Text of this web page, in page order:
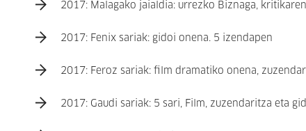
2017: Malagako jaialdia: urrezko Biznaga,
2017: Fenix sariak: gidoi onena. 5 izendapen
2017: Feroz sariak: film dramatiko onena,
2017: Gaudi sariak: 5 sari, Film, zuzendaritza eta